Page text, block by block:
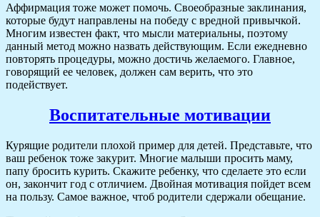
Аффирмация тоже может помочь. Своеобразные заклинания,
которые будут направлены на победу с вредной привычкой.
Многим известен факт, что мысли материальны, поэтому
данный метод можно назвать действующим. Если ежедневно
повторять процедуры, можно достичь желаемого. Главное,
говорящий ее человек, должен сам верить, что это
подействует.
Воспитательные мотивации
Курящие родители плохой пример для детей. Представьте, что
ваш ребенок тоже закурит. Многие малыши просить маму,
папу бросить курить. Скажите ребенку, что сделаете это если
он, закончит год с отличием. Двойная мотивация пойдет всем
на пользу. Самое важное, чтоб родители сдержали обещание.